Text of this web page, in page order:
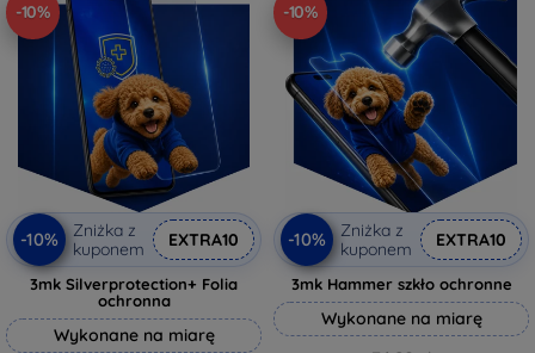
-10%
-10%
Zniżka z
kuponem
EXTRA10
3mk Silverprotection+ Folia
ochronna
Wykonane na miarę
-10%
-10%
Zniżka z
kuponem
EXTRA10
3mk Hammer szkło ochronne
Wykonane na miarę